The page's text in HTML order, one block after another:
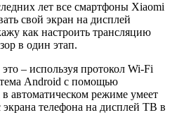
лет все смартфоны Xiaomi
свой экран на дисплей
как настроить трансляцию
в один этап.
– используя протокол Wi-Fi
Android с помощью
автоматическом режиме умеет
экрана телефона на дисплей ТВ в